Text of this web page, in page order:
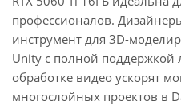
профессионалов.
инструмент для 3D-
Unity с полной поддержкой
обработке видео ускорят
многослойных проектов в